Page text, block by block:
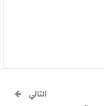
التالي